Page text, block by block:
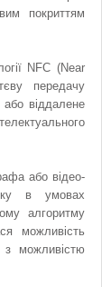
покриттям
NFC (Near
передачу
віддалене
або відео-
в умовах
алгоритму
можливість
з можливістю